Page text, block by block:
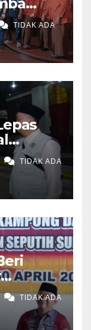
TIDAK ADA
TIDAK ADA
TIDAK ADA